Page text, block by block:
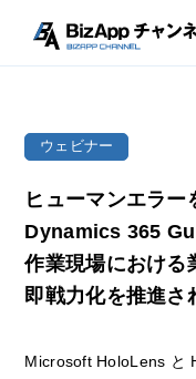
ウェビナー
ヒューマンエラ
Dynamics 365
作業現場における
即戦力化を推進さ
Microsoft HoloLens と